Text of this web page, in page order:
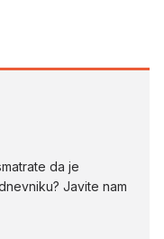
da je
Javite nam